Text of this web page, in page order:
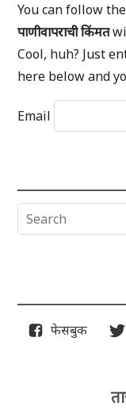
You can follow
पाणीवापराची किंमत
Cool, huh? Just
here below and
Email
फेसबुक